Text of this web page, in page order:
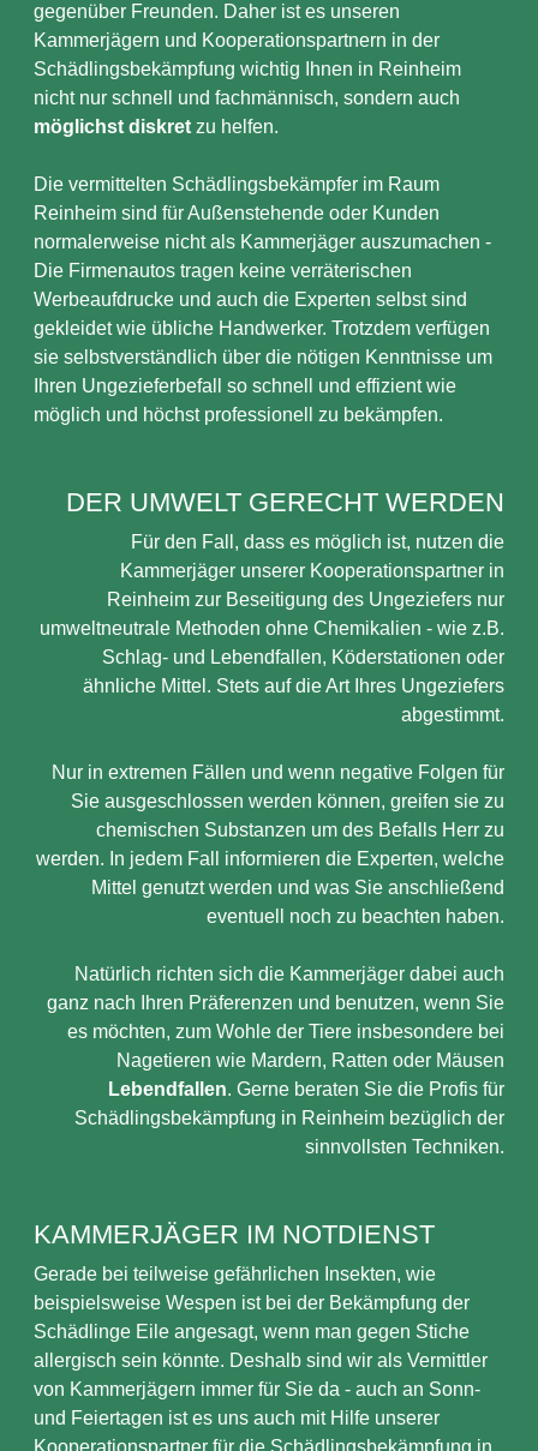
gegenüber Freunden. Daher ist es unseren
Kammerjägern und Kooperationspartnern in der
Schädlingsbekämpfung wichtig Ihnen in Reinheim
nicht nur schnell und fachmännisch, sondern auch
möglichst diskret zu helfen.
Die vermittelten Schädlingsbekämpfer im Raum
Reinheim sind für Außenstehende oder Kunden
normalerweise nicht als Kammerjäger auszumachen -
Die Firmenautos tragen keine verräterischen
Werbeaufdrucke und auch die Experten selbst sind
gekleidet wie übliche Handwerker. Trotzdem verfügen
sie selbstverständlich über die nötigen Kenntnisse um
Ihren Ungezieferbefall so schnell und effizient wie
möglich und höchst professionell zu bekämpfen.
DER UMWELT GERECHT WERDEN
Für den Fall, dass es möglich ist, nutzen die
Kammerjäger unserer Kooperationspartner in
Reinheim zur Beseitigung des Ungeziefers nur
umweltneutrale Methoden ohne Chemikalien - wie z.B.
Schlag- und Lebendfallen, Köderstationen oder
ähnliche Mittel. Stets auf die Art Ihres Ungeziefers
abgestimmt.
Nur in extremen Fällen und wenn negative Folgen für
Sie ausgeschlossen werden können, greifen sie zu
chemischen Substanzen um des Befalls Herr zu
werden. In jedem Fall informieren die Experten, welche
Mittel genutzt werden und was Sie anschließend
eventuell noch zu beachten haben.
Natürlich richten sich die Kammerjäger dabei auch
ganz nach Ihren Präferenzen und benutzen, wenn Sie
es möchten, zum Wohle der Tiere insbesondere bei
Nagetieren wie Mardern, Ratten oder Mäusen
Lebendfallen. Gerne beraten Sie die Profis für
Schädlingsbekämpfung in Reinheim bezüglich der
sinnvollsten Techniken.
KAMMERJÄGER IM NOTDIENST
Gerade bei teilweise gefährlichen Insekten, wie
beispielsweise Wespen ist bei der Bekämpfung der
Schädlinge Eile angesagt, wenn man gegen Stiche
allergisch sein könnte. Deshalb sind wir als Vermittler
von Kammerjägern immer für Sie da - auch an Sonn-
und Feiertagen ist es uns auch mit Hilfe unserer
Kooperationspartner für die Schädlingsbekämpfung in